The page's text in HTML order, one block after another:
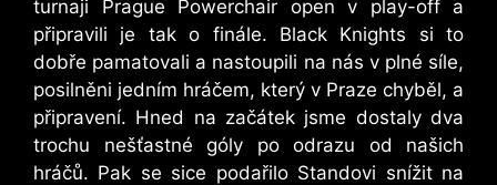
turnaji Prague Powerchair open v play-off a
připravili je tak o finále. Black Knights si to
dobře pamatovali a nastoupili na nás v plné síle,
posilněni jedním hráčem, který v Praze chyběl, a
připravení. Hned na začátek jsme dostaly dva
trochu nešťastné góly po odrazu od našich
hráčů. Pak se sice podařilo Standovi snížit na